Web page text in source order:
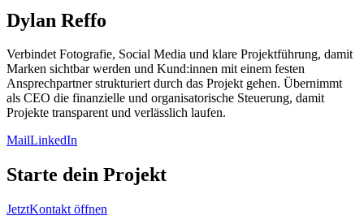
Dylan Reffo
Verbindet Fotografie, Social Media und klare Projektführung, damit
Marken sichtbar werden und Kund:innen mit einem festen
Ansprechpartner strukturiert durch das Projekt gehen. Übernimmt
als CEO die finanzielle und organisatorische Steuerung, damit
Projekte transparent und verlässlich laufen.
MailLinkedIn
Starte dein Projekt
JetztKontakt öffnen